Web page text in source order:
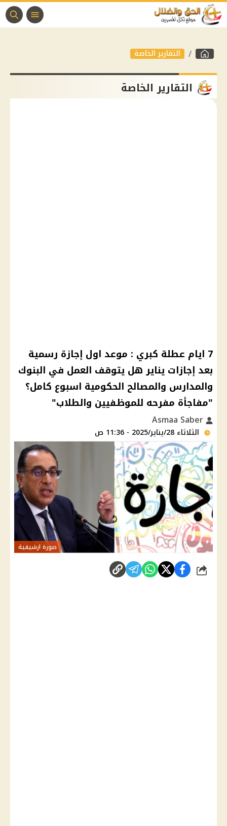
التقارير الخاصة
التقارير الخاصة
7 ايام عطلة كبري : موعد اول إجازة رسمية
بعد إجازات يناير هل يتوقف العمل في البنوك
والمدارس والمصالح الحكومية اسبوع كامل؟
"مفاجأة مفرحه للموظفيين والطلاب"
الثلاثاء 28/يناير/2025 - 11:36 ص
صورة ارشيفية
شارك